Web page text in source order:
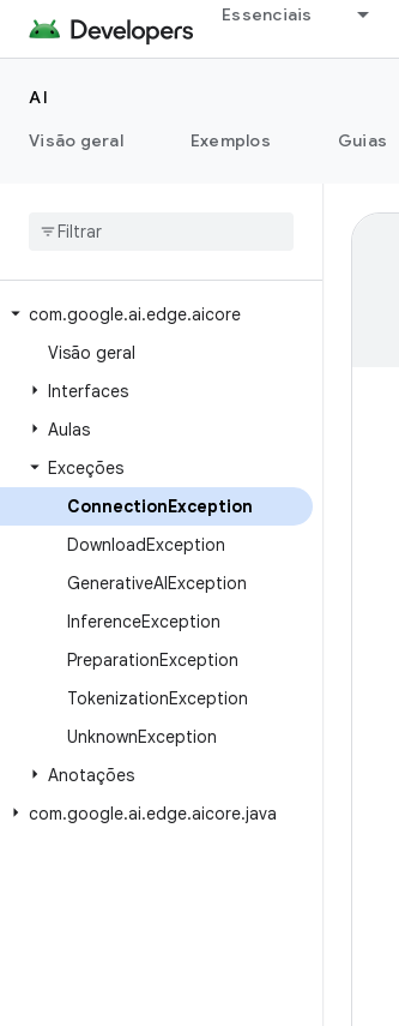
Essenciais
AI
Visão geral
Exemplos Guias
com.google.ai.edge.aicore
Visão geral
Interfaces
Aulas
Exceções
ConnectionException
DownloadException
GenerativeAIException
InferenceException
PreparationException
TokenizationException
UnknownException
Anotações
com.google.ai.edge.aicore.java